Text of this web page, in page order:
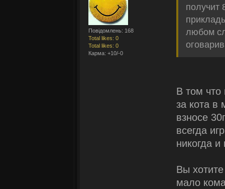
Повідомлень: 168
Total likes: 0
Total likes: 0
Карма: +10/-0
получит
любом
В том что
за кота в
взносе
всегда
никогда
Вы
мало